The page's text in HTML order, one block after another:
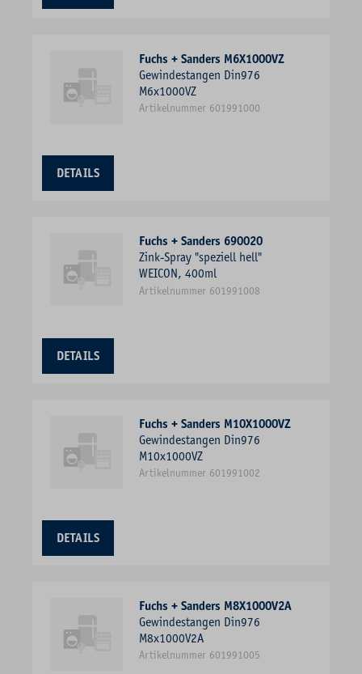
Fuchs + Sanders M6X1000VZ
Gewindestangen Din976
M6x1000VZ
Artikelnummer 601991000
DETAILS
Fuchs + Sanders 690020
Zink-Spray "speziell hell"
WEICON, 400ml
Artikelnummer 601991008
DETAILS
Fuchs + Sanders M10X1000VZ
Gewindestangen Din976
M10x1000VZ
Artikelnummer 601991002
DETAILS
Fuchs + Sanders M8X1000V2A
Gewindestangen Din976
M8x1000V2A
Artikelnummer 601991005